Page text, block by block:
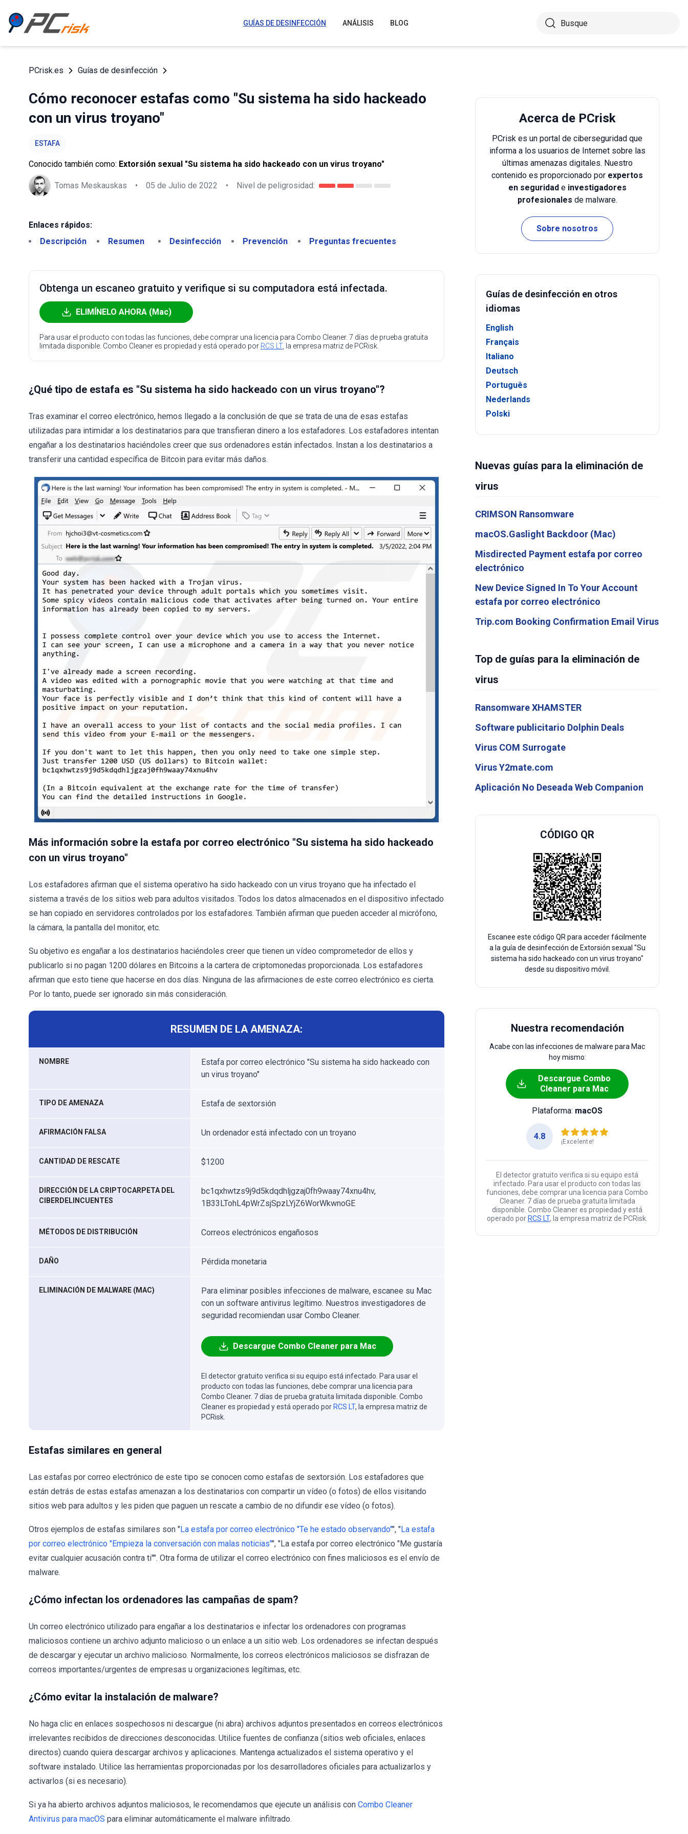
GUÍAS DE DESINFECCIÓN ANÁLISIS BLOG
PCrisk.es Guías de desinfección
Cómo reconocer estafas como "Su sistema ha sido hackeado
con un virus troyano"
ESTAFA
Conocido también como: Extorsión sexual "Su sistema ha sido hackeado con un virus troyano"
Tomas Meskauskas • 05 de Julio de 2022 • Nivel de peligrosidad:
Enlaces rápidos:
Descripción
Resumen Desinfección Prevención Preguntas frecuentes
Obtenga un escaneo gratuito y verifique si su computadora está infectada.
ELIMÍNELO AHORA (Mac)
Para usar el producto con todas las funciones, debe comprar una licencia para Combo Cleaner. 7 días de prueba gratuita
limitada disponible. Combo Cleaner es propiedad y está operado por RCS LT, la empresa matriz de PCRisk.
¿Qué tipo de estafa es "Su sistema ha sido hackeado con un virus troyano"?
Tras examinar el correo electrónico, hemos llegado a la conclusión de que se trata de una de esas estafas
utilizadas para intimidar a los destinatarios para que transfieran dinero a los estafadores. Los estafadores intentan
engañar a los destinatarios haciéndoles creer que sus ordenadores están infectados. Instan a los destinatarios a
transferir una cantidad específica de Bitcoin para evitar más daños.
Más información sobre la estafa por correo electrónico "Su sistema ha sido hackeado
con un virus troyano"
Los estafadores afirman que el sistema operativo ha sido hackeado con un virus troyano que ha infectado el
sistema a través de los sitios web para adultos visitados. Todos los datos almacenados en el dispositivo infectado
se han copiado en servidores controlados por los estafadores. También afirman que pueden acceder al micrófono,
la cámara, la pantalla del monitor, etc.
Su objetivo es engañar a los destinatarios haciéndoles creer que tienen un vídeo comprometedor de ellos y
publicarlo si no pagan 1200 dólares en Bitcoins a la cartera de criptomonedas proporcionada. Los estafadores
afirman que esto tiene que hacerse en dos días. Ninguna de las afirmaciones de este correo electrónico es cierta.
Por lo tanto, puede ser ignorado sin más consideración.
RESUMEN DE LA AMENAZA:
NOMBRE
Estafa por correo electrónico "Su sistema ha sido hackeado con
un virus troyano"
TIPO DE AMENAZA Estafa de sextorsión
AFIRMACIÓN FALSA Un ordenador está infectado con un troyano
CANTIDAD DE RESCATE $1200
DIRECCIÓN DE LA CRIPTOCARPETA DEL
CIBERDELINCUENTES
bc1qxhwtzs9j9d5kdqdhljgzaj0fh9waay74xnu4hv,
1B33LTohL4pWrZsjSpzLYjZ6WorWkwnoGE
MÉTODOS DE DISTRIBUCIÓN Correos electrónicos engañosos
DAÑO Pérdida monetaria
ELIMINACIÓN DE MALWARE (MAC)
Para eliminar posibles infecciones de malware, escanee su Mac
con un software antivirus legítimo. Nuestros investigadores de
seguridad recomiendan usar Combo Cleaner.
Descargue Combo Cleaner para Mac
El detector gratuito verifica si su equipo está infectado. Para usar el
producto con todas las funciones, debe comprar una licencia para
Combo Cleaner. 7 días de prueba gratuita limitada disponible. Combo
Cleaner es propiedad y está operado por RCS LT, la empresa matriz de
PCRisk.
Estafas similares en general
Las estafas por correo electrónico de este tipo se conocen como estafas de sextorsión. Los estafadores que
están detrás de estas estafas amenazan a los destinatarios con compartir un vídeo (o fotos) de ellos visitando
sitios web para adultos y les piden que paguen un rescate a cambio de no difundir ese vídeo (o fotos).
Otros ejemplos de estafas similares son "La estafa por correo electrónico "Te he estado observando"", "La estafa
por correo electrónico "Empieza la conversación con malas noticias"", "La estafa por correo electrónico "Me gustaría
evitar cualquier acusación contra ti"". Otra forma de utilizar el correo electrónico con fines maliciosos es el envío de
malware.
¿Cómo infectan los ordenadores las campañas de spam?
Un correo electrónico utilizado para engañar a los destinatarios e infectar los ordenadores con programas
maliciosos contiene un archivo adjunto malicioso o un enlace a un sitio web. Los ordenadores se infectan después
de descargar y ejecutar un archivo malicioso. Normalmente, los correos electrónicos maliciosos se disfrazan de
correos importantes/urgentes de empresas u organizaciones legítimas, etc.
¿Cómo evitar la instalación de malware?
No haga clic en enlaces sospechosos ni descargue (ni abra) archivos adjuntos presentados en correos electrónicos
irrelevantes recibidos de direcciones desconocidas. Utilice fuentes de confianza (sitios web oficiales, enlaces
directos) cuando quiera descargar archivos y aplicaciones. Mantenga actualizados el sistema operativo y el
software instalado. Utilice las herramientas proporcionadas por los desarrolladores oficiales para actualizarlos y
activarlos (si es necesario).
Si ya ha abierto archivos adjuntos maliciosos, le recomendamos que ejecute un análisis con Combo Cleaner
Antivirus para macOS para eliminar automáticamente el malware infiltrado.
Acerca de PCrisk
PCrisk es un portal de ciberseguridad que
informa a los usuarios de Internet sobre las
últimas amenazas digitales. Nuestro
contenido es proporcionado por expertos
en seguridade investigadores
profesionales de malware.
Sobre nosotros
Guías de desinfección en otros
idiomas
English
Français
Italiano
Deutsch
Português
Nederlands
Polski
Nuevas guías para la eliminación de
virus
CRIMSON Ransomware
macOS.Gaslight Backdoor (Mac)
Misdirected Payment estafa por correo
electrónico
New Device Signed In To Your Account
estafa por correo electrónico
Trip.com Booking Confirmation Email Virus
Top de guías para la eliminación de
virus
Ransomware XHAMSTER
Software publicitario Dolphin Deals
Virus COM Surrogate
Virus Y2mate.com
Aplicación No Deseada Web Companion
CÓDIGO QR
Escanee este código QR para acceder fácilmente
a la guía de desinfección de Extorsión sexual "Su
sistema ha sido hackeado con un virus troyano"
desde su dispositivo móvil.
Nuestra recomendación
Acabe con las infecciones de malware para Mac
hoy mismo:
Descargue Combo
Cleaner para Mac
Plataforma: macOS
4.8
¡Excelente!
El detector gratuito verifica si su equipo está
infectado. Para usar el producto con todas las
funciones, debe comprar una licencia para Combo
Cleaner. 7 días de prueba gratuita limitada
disponible. Combo Cleaner es propiedad y está
operado por RCS LT, la empresa matriz de PCRisk.